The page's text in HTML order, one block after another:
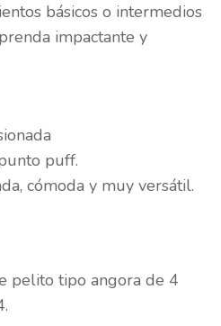
básicos o intermedios
impactante y
puff.
cómoda y muy versátil.
pelito tipo angora de 4